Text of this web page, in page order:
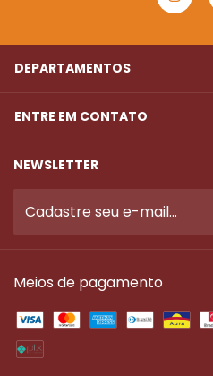
DEPARTAMENTOS
ENTRE EM CONTATO
NEWSLETTER
Meios de pagamento